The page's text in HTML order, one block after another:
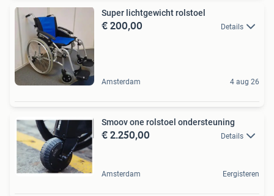
Super lichtgewicht rolstoel
€ 200,00 Details
Amsterdam 4 aug 26
Smoov one rolstoel ondersteuning
€ 2.250,00 Details
Amsterdam Eergisteren